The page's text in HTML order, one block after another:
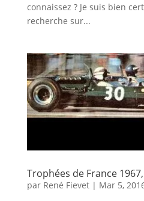
connaissez ? Je suis bien
recherche sur...
Trophées de France
par René Fievet| Mar 5,